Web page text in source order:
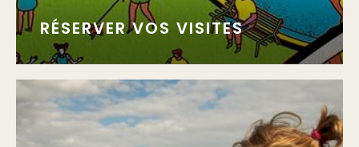
RÉSERVER VOS VISITES